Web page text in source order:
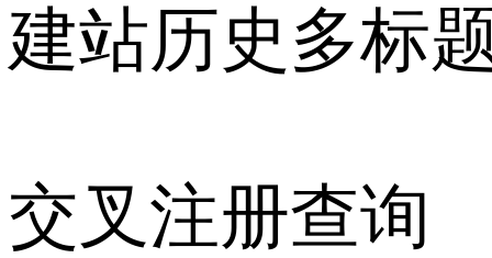
建站历史多标
交叉注册查询